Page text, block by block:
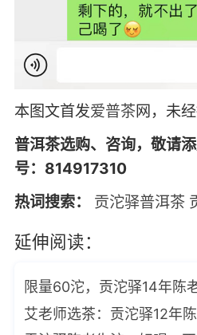
本图文首发爱普茶网，未
普洱茶选购、咨询，敬请
号：814917310
热词搜索：
贡沱驿普洱茶
延伸阅读：